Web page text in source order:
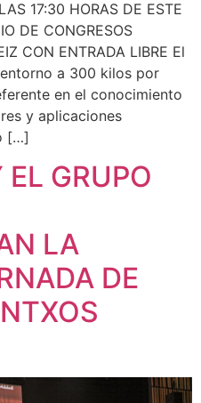
17:30 HORAS DE ESTE
DE CONGRESOS
CON ENTRADA LIBRE El
a 300 kilos por
en el conocimiento
y aplicaciones
[…]
GRUPO
LA
DE